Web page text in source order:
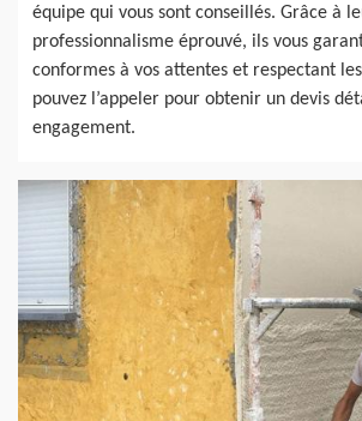
équipe qui vous sont conseillés. Grâce à
professionnalisme éprouvé, ils vous
conformes à vos attentes et respectant
pouvez l’appeler pour obtenir un devis
engagement.